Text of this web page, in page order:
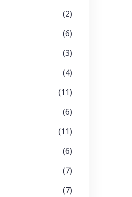
(2)
(6)
(3)
(4)
(11)
(6)
(11)
(6)
(7)
(7)